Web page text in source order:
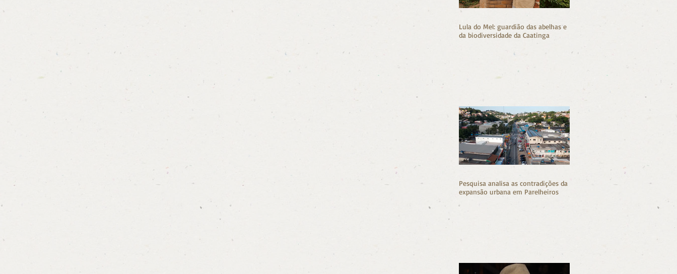
Lula do Mel: guardião das abelhas e
da biodiversidade da Caatinga
Pesquisa analisa as contradições da
expansão urbana em Parelheiros